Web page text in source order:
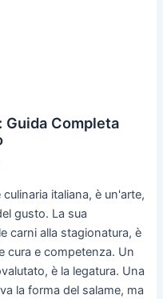
Guida Completa
italiana, è un'arte,
gusto. La sua
carni alla stagionatura, è
cura e competenza. Un
è la legatura. Una
la forma del salame, ma